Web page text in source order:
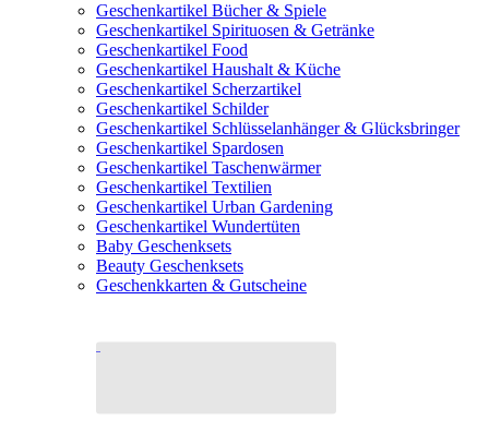
Geschenkartikel Bücher & Spiele
Geschenkartikel Spirituosen & Getränke
Geschenkartikel Food
Geschenkartikel Haushalt & Küche
Geschenkartikel Scherzartikel
Geschenkartikel Schilder
Geschenkartikel Schlüsselanhänger & Glücksbringer
Geschenkartikel Spardosen
Geschenkartikel Taschenwärmer
Geschenkartikel Textilien
Geschenkartikel Urban Gardening
Geschenkartikel Wundertüten
Baby Geschenksets
Beauty Geschenksets
Geschenkkarten & Gutscheine